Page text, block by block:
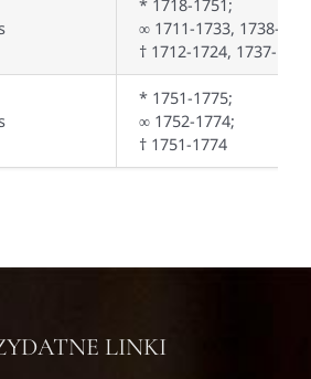
* 1718-1751;
∞ 1711-1733, 1738-
† 1712-1724, 1737-1750
* 1751-1775;
∞ 1752-1774;
† 1751-1774
LINKI